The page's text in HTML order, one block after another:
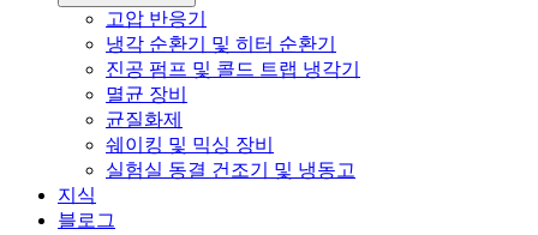
고압 반응기
냉각 순환기 및 히터 순환기
진공 펌프 및 콜드 트랩 냉각기
멸균 장비
균질화제
쉐이킹 및 믹싱 장비
실험실 동결 건조기 및 냉동고
지식
블로그